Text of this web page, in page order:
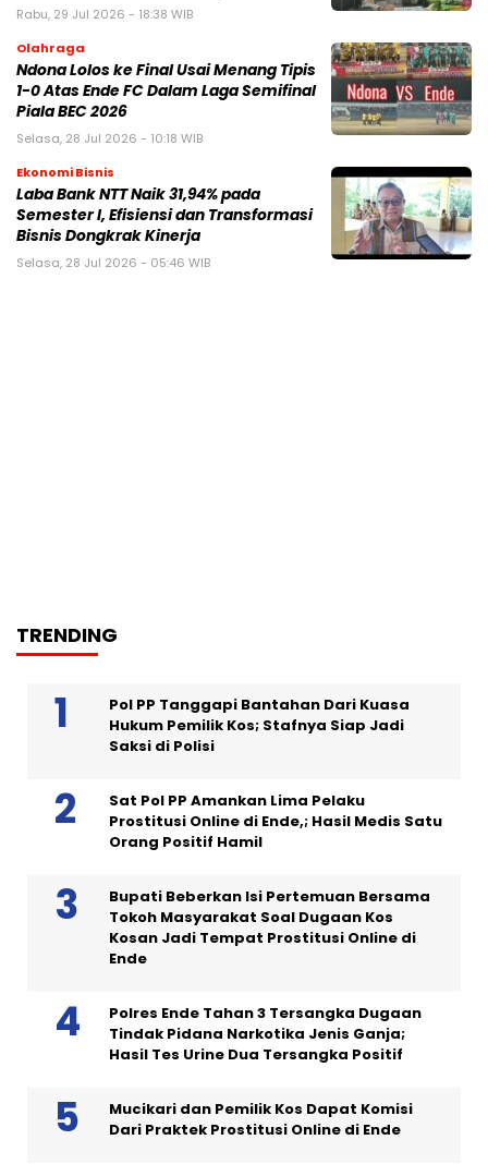
Rabu, 29 Jul 2026 - 18:38 WIB
Olahraga
Ndona Lolos ke Final Usai Menang Tipis
1-0 Atas Ende FC Dalam Laga Semifinal
Piala BEC 2026
Selasa, 28 Jul 2026 - 10:18 WIB
Ekonomi Bisnis
Laba Bank NTT Naik 31,94% pada
Semester I, Efisiensi dan Transformasi
Bisnis Dongkrak Kinerja
Selasa, 28 Jul 2026 - 05:46 WIB
TRENDING
Pol PP Tanggapi Bantahan Dari Kuasa
Hukum Pemilik Kos; Stafnya Siap Jadi
Saksi di Polisi
Sat Pol PP Amankan Lima Pelaku
Prostitusi Online di Ende,; Hasil Medis Satu
Orang Positif Hamil
Bupati Beberkan Isi Pertemuan Bersama
Tokoh Masyarakat Soal Dugaan Kos
Kosan Jadi Tempat Prostitusi Online di
Ende
Polres Ende Tahan 3 Tersangka Dugaan
Tindak Pidana Narkotika Jenis Ganja;
Hasil Tes Urine Dua Tersangka Positif
Mucikari dan Pemilik Kos Dapat Komisi
Dari Praktek Prostitusi Online di Ende